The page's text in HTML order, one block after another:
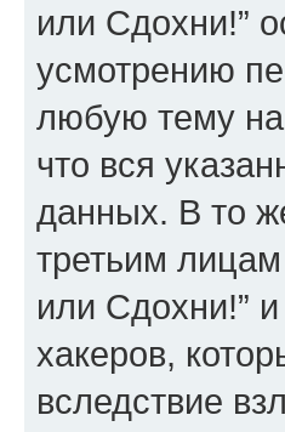
или Сдохни!”
усмотрению
любую тему
что вся
данных. В то
третьим
или Сдохни!” и
хакеров,
вследствие